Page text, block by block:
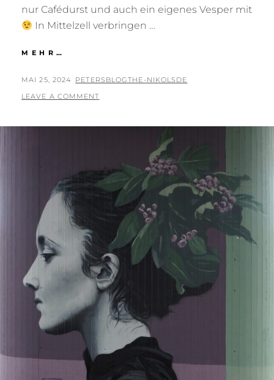
nur Cafédurst und auch ein eigenes Vesper mit
In Mittelzell verbringen …
MEHR…
POSTED
ON
MAI 25, 2024 BY
PETERSBLOGTHE-NIKOLSDE
LEAVE A COMMENT